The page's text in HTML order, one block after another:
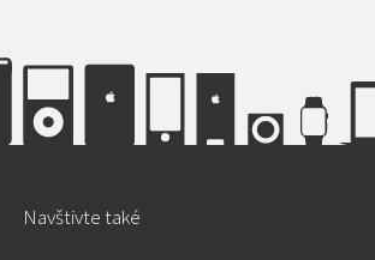
Navštivte také